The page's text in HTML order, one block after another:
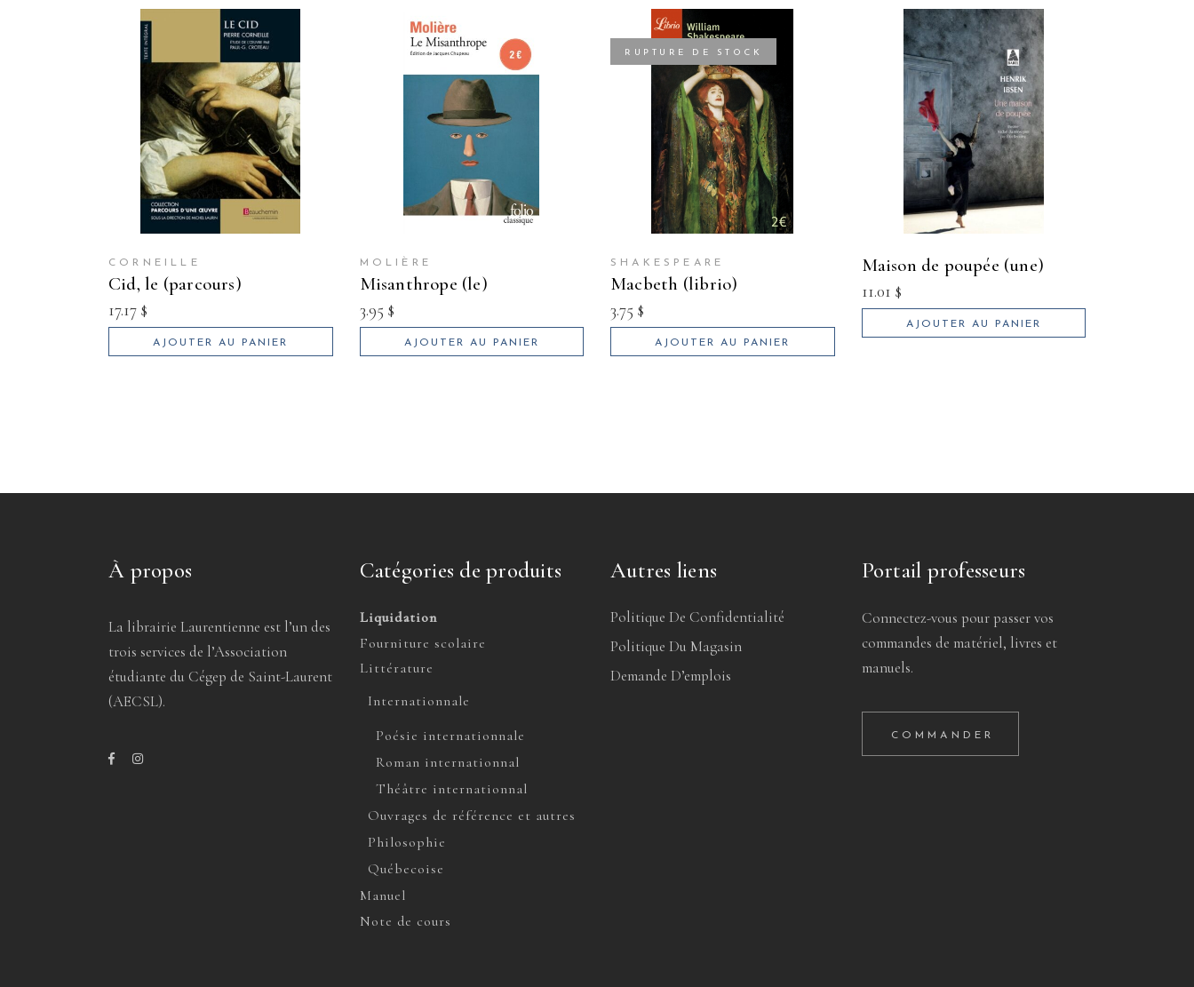
CORNEILLE
cid, le (parcours)
17.17 $
AJOUTER AU PANIER
MOLIÈRE
misanthrope (le)
3.95 $
AJOUTER AU PANIER
RUPTURE DE STOCK
SHAKESPEARE
macbeth (librio)
3.75 $
AJOUTER AU PANIER
maison de poupée (une)
11.01 $
AJOUTER AU PANIER
À propos
La librairie Laurentienne est l’un des
trois services de l’Association
étudiante du Cégep de Saint-Laurent
(AECSL).
Catégories de produits
Liquidation
Fourniture scolaire
Littérature
Internationnale
Poésie internationnale
Roman internationnal
Théâtre internationnal
Ouvrages de référence et autres
Philosophie
Québecoise
Manuel
Note de cours
Autres liens
Politique De Confidentialité
Politique Du Magasin
Demande D’emplois
Portail professeurs
Connectez-vous pour passer vos
commandes de matériel, livres et
manuels.
COMMANDER